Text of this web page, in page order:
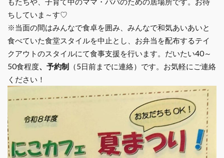
ちしていま～す♡
※当面の間はみんなで食卓を囲み、みんなで和気あいあいと
食べていた食堂スタイルを中止とし、お弁当を配布するテイ
クアウトのスタイルにて食事支援を行います。だいたい40～
50食程度 、予約制 （5日前までに連絡）です。お気軽にご連絡
ください！